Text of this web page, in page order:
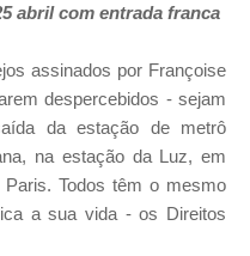
abril com entrada franca
assinados por Françoise
despercebidos - sejam
da estação de metrô
na estação da Luz, em
Todos têm o mesmo
a sua vida - os Direitos